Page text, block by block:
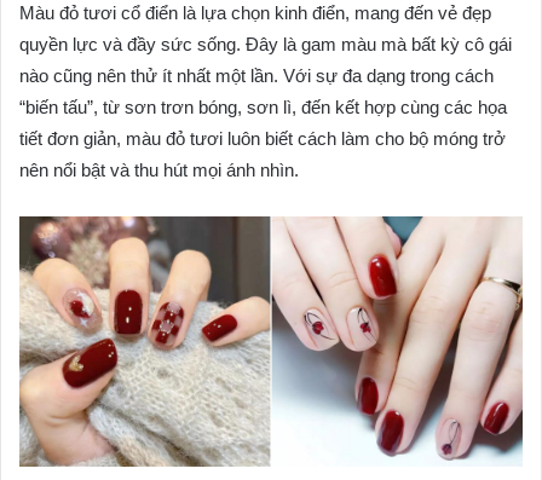
Màu đỏ tươi cổ điển là lựa chọn kinh điển, mang đến vẻ đẹp
quyền lực và đầy sức sống. Đây là gam màu mà bất kỳ cô gái
nào cũng nên thử ít nhất một lần. Với sự đa dạng trong cách
“biến tấu”, từ sơn trơn bóng, sơn lì, đến kết hợp cùng các họa
tiết đơn giản, màu đỏ tươi luôn biết cách làm cho bộ móng trở
nên nổi bật và thu hút mọi ánh nhìn.